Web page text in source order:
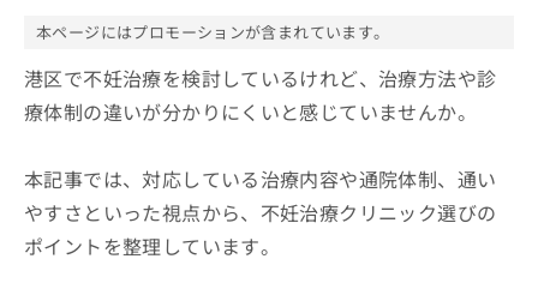
本ページにはプロモーションが含まれています。
港区で不妊治療を検討しているけれど、治療方法や診
療体制の違いが分かりにくいと感じていませんか。
本記事では、対応している治療内容や通院体制、通い
やすさといった視点から、不妊治療クリニック選びの
ポイントを整理しています。
に
す
る
お
い
合
わ
せ
広
告
出
の
問
い
広
告
代
店
の
方
は